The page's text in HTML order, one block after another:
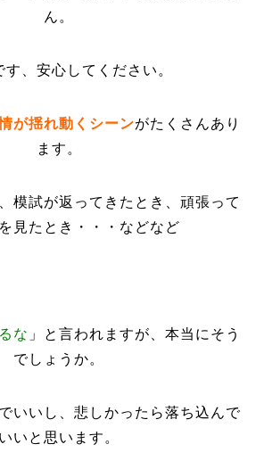
ん。
す、安心してください。
が揺れ動くシーンがたくさんあり
ます。
模試が返ってきたとき、頑張って
見たとき・・・などなど
な 」と言われますが、本当にそう
でしょうか。
いいし、悲しかったら落ち込んで
いいと思います。